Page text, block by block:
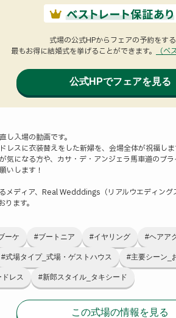
式場の公式HPからフェアの予約をす
最もお得に結婚式を挙げることができます。
（
公式HPでフェアを見る
入場の動画です。
レスに衣装替えをした新婦を、会場全体が祝福しま
気になる方や、カサ・デ・アンジェラ馬車道のブ
いします！
メディア、Real Wedddings（リアルウエディング
ます。
ーケ #ブートニア #イヤリング #ヘアア
#式場タイプ_式場・ゲストハウス #主要シーン_
レス #新郎スタイル_タキシード
この式場の情報を見る